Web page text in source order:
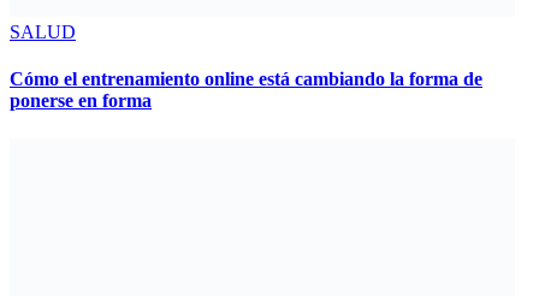
SALUD
Cómo el entrenamiento online está cambiando la forma de
ponerse en forma